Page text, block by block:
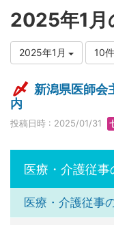
2025年1月
2025年1月 10件
新潟県医師会
内
投稿日時 : 2025/01/31
医療・介護従事
医療・介護従事